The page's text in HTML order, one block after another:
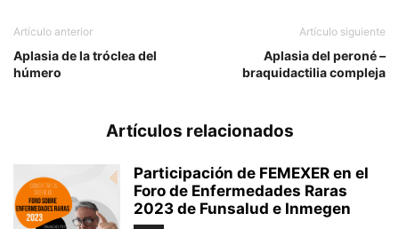
Artículo anterior
Aplasia de la tróclea del
húmero
Artículo siguiente
Aplasia del peroné –
braquidactilia compleja
Artículos relacionados
Participación de FEMEXER en el
Foro de Enfermedades Raras
2023 de Funsalud e Inmegen